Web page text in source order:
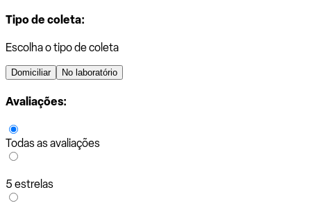
Tipo de coleta:
Escolha o tipo de coleta
Domiciliar No laboratório
Avaliações:
Todas as avaliações
5 estrelas